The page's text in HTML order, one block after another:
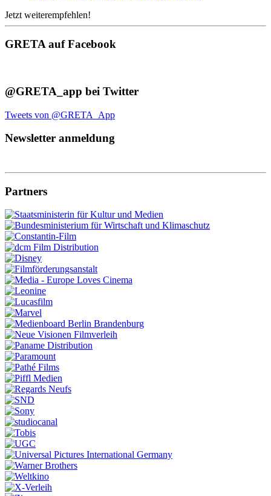
Jetzt weiterempfehlen!
GRETA auf Facebook
@GRETA_app bei Twitter
Tweets von @GRETA_App
Newsletter anmeldung
Partners